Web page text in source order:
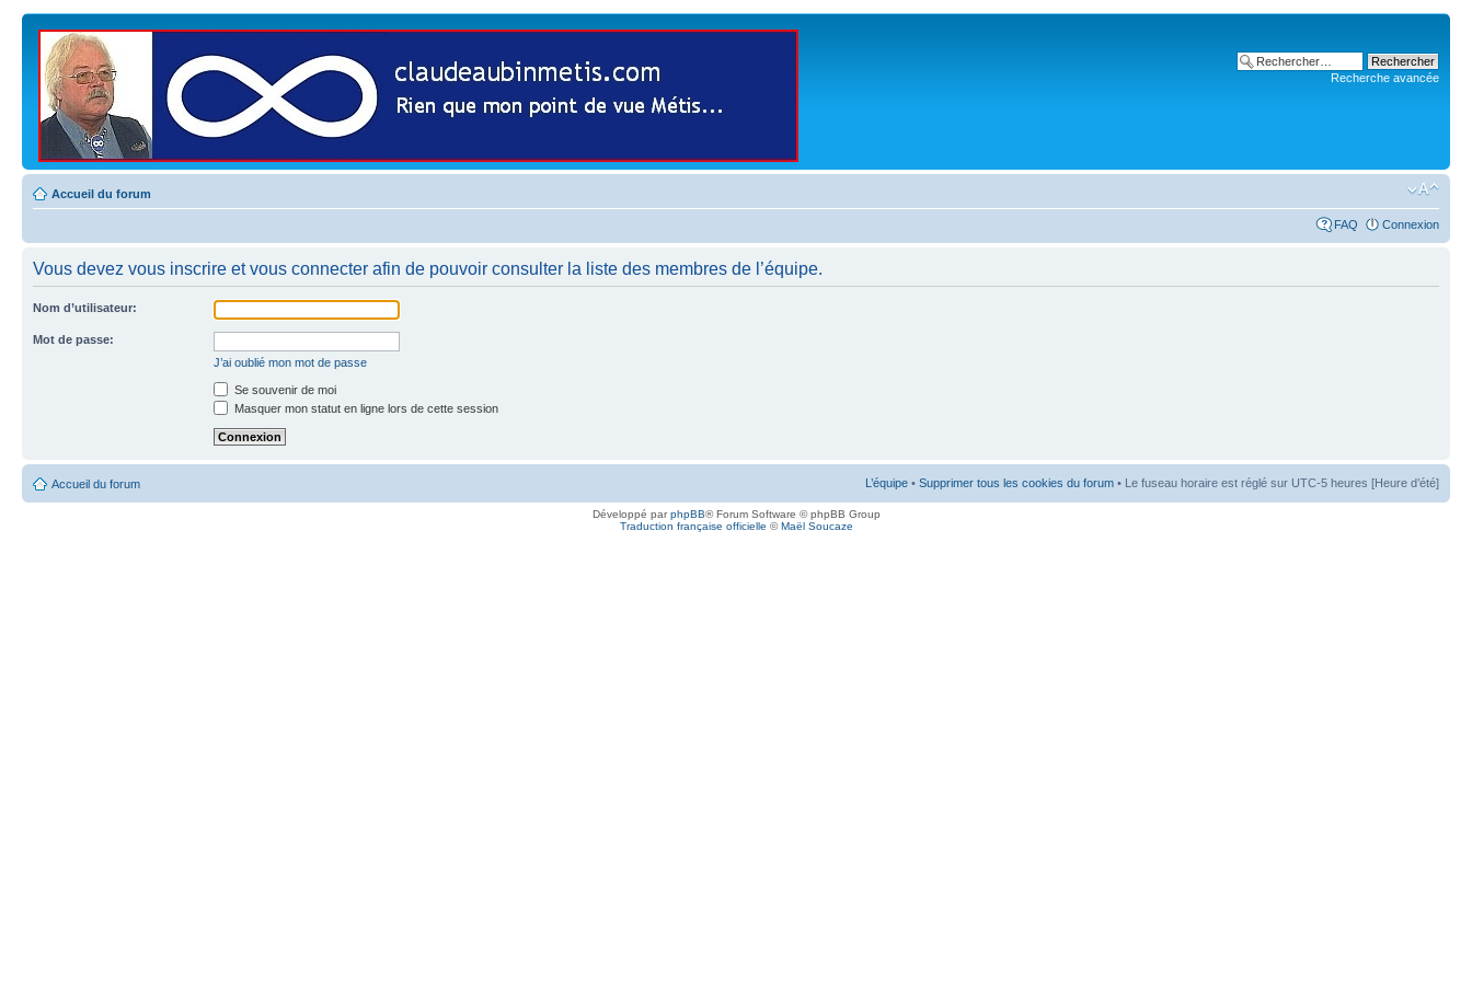
Recherche avancée
Accueil du forum
FAQ Connexion
Vous devez vous inscrire et vous connecter afin de pouvoir consulter la liste des membres de l’équipe.
Nom d’utilisateur:
Mot de passe:
J’ai oublié mon mot de passe
Se souvenir de moi
Masquer mon statut en ligne lors de cette session
Accueil du forum L’équipe • Supprimer tous les cookies du forum • Le fuseau horaire est réglé sur UTC-5 heures [Heure d’été]
Développé parphpBB® Forum Software © phpBB Group
Traduction française officielle ©Maël Soucaze